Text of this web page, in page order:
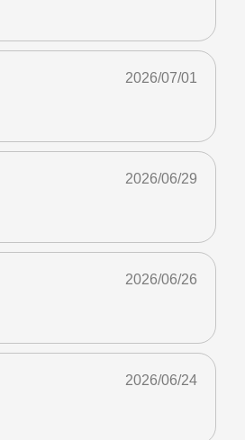
2026/07/01
2026/06/29
2026/06/26
2026/06/24